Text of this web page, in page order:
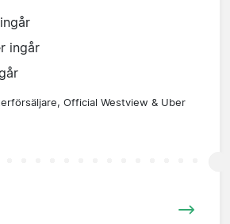
ingår
Official Westview & Uber